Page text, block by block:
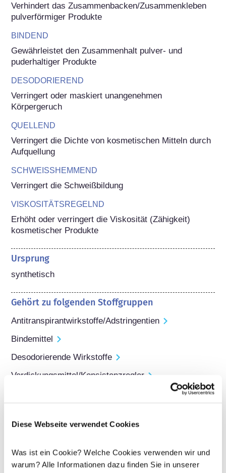
Diese Webseite verwendet Cookies
Was ist ein Cookie? Welche Cookies verwenden wir und
warum? Alle Informationen dazu finden Sie in unserer
Verhindert das Zusammenbacken/Zusammenkleben
pulverförmiger Produkte
BINDEND
Gewährleistet den Zusammenhalt pulver- und
puderhaltiger Produkte
DESODORIEREND
Verringert oder maskiert unangenehmen
Körpergeruch
QUELLEND
Verringert die Dichte von kosmetischen Mitteln durch
Aufquellung
SCHWEISSHEMMEND
Verringert die Schweißbildung
VISKOSITÄTSREGELND
Erhöht oder verringert die Viskosität (Zähigkeit)
kosmetischer Produkte
Ursprung
synthetisch
Gehört zu folgenden Stoffgruppen
Antitranspirantwirkstoffe/Adstringentien
Bindemittel
Desodorierende Wirkstoffe
Verdickungsmittel/Konsistenzregler
unterliegen gesetzlichen Regelungen. Bitte beachten